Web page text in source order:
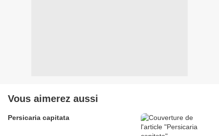
Vous aimerez aussi
Persicaria capitata